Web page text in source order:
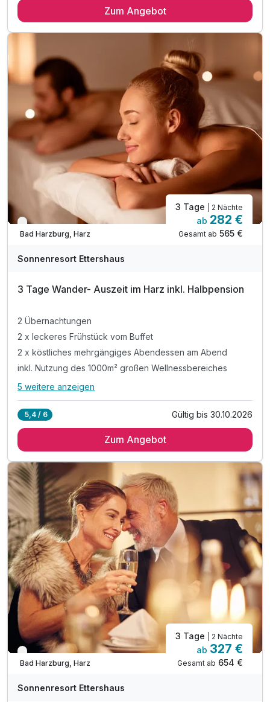
2 x abwechslungsreiches Frühstück
inkl. Gästebegrüßung (2 Mal pro Woche)
inkl. Nutzung des 1000m² großen Wellnessbereiches
inkl. Nutzung von Innen- & Außenpool
inkl. Sonnenterrasse mit Blick auf die Burgberg
inkl. Saunalandschaft mit drei Saunen
inkl. Parkplatz am Hotel
Zum Angebot
Nur noch bis Oktober
Bad Harzburg, Harz
3 Tage | 2 Nächte
ab 282 €
Gesamt ab 565 €
Sonnenresort Ettershaus
3 Tage Wander- Auszeit im Harz inkl. Halbpension
2 Übernachtungen
2 x leckeres Frühstück vom Buffet
2 x köstliches mehrgängiges Abendessen am Abend
inkl. Nutzung des 1000m² großen Wellnessbereiches
Alle Inklusivleistungen
2 x leckeres Frühstück vom Buffet
inkl. Nutzung des 1000m² großen Wellnessbereiches
Nutzung unserer Badelandschaft-Innen- & Außenpool
inkl. Saunalandschaft mit drei Saunen
inkl. Bademantel & Saunatuch für ihren Aufenthalt
inkl. Ruheraum mit Panorama-Fenster
inkl. Sonnenterrasse mit Blick auf die Burgberg
5 weitere anzeigen
5,4 / 6 Gültig bis 30.10.2026
Zum Angebot
Nur noch bis Oktober
Bad Harzburg, Harz
3 Tage | 2 Nächte
ab 327 €
Gesamt ab 654 €
Sonnenresort Ettershaus